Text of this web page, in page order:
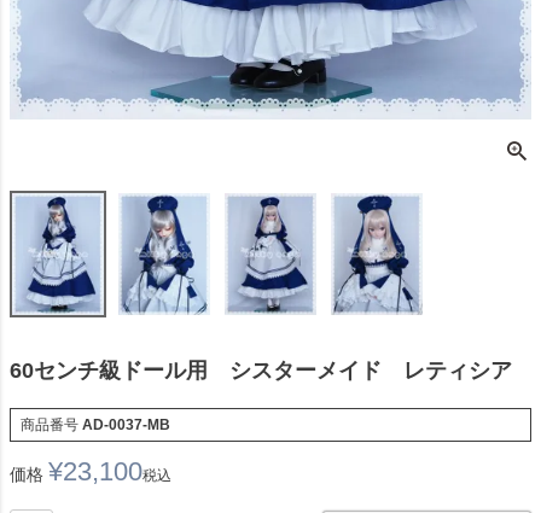
60センチ級ドール用 シスターメイド レティシア
商品番号 AD-0037-MB
価格 ¥23,100税込